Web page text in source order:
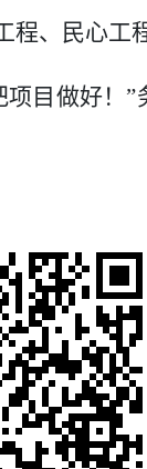
、民心工程
目做好！